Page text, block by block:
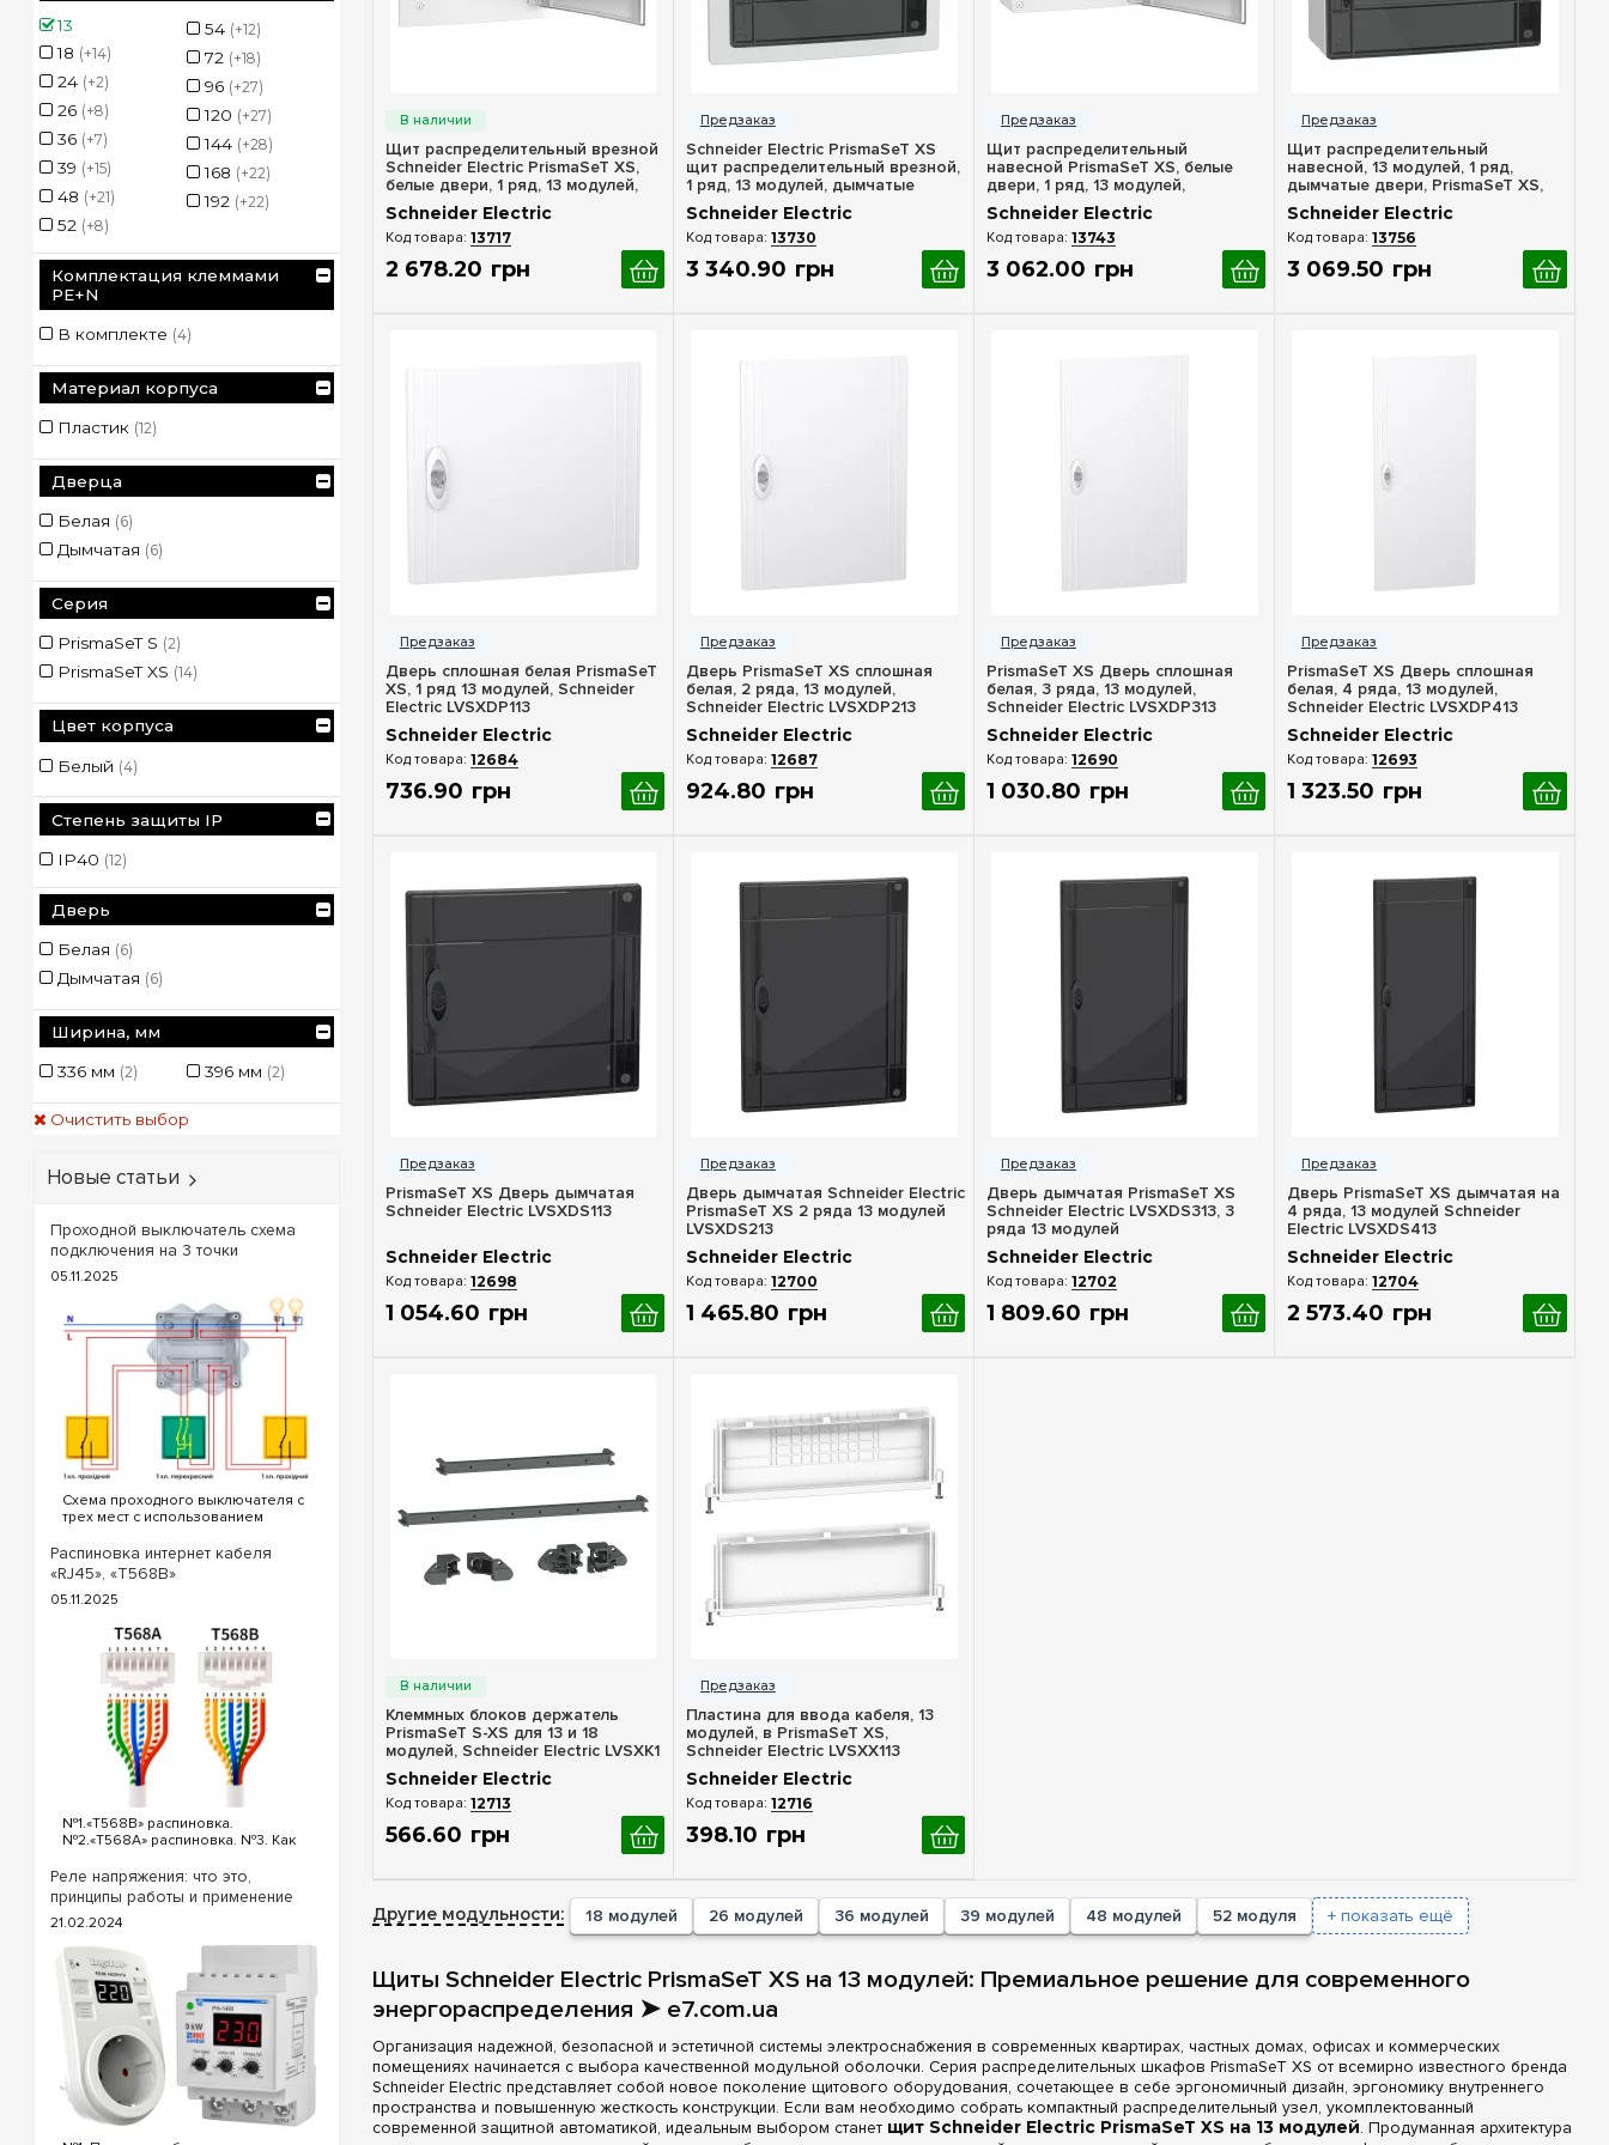
Щит распределительный врезной
Schneider Electric PrismaSeT XS,
белые двери, 1 ряд, 13 модулей,
LVSXN113
Schneider Electric
13717
2 678.20 грн
Schneider Electric PrismaSeT XS
щит распределительный врезной,
1 ряд, 13 модулей, дымчатые
двери, LVSXP113
Schneider Electric
13730
3 340.90 грн
Щит распределительный
навесной PrismaSeT XS, белые
двери, 1 ряд, 13 модулей,
Schneider Electric SE LVSXQ113
Schneider Electric
13743
3 062.00 грн
Щит распределительный
навесной, 13 модулей, 1 ряд,
дымчатые двери, PrismaSeT XS,
Schneider Electric LVSXR113
Schneider Electric
13756
3 069.50 грн
Дверь сплошная белая PrismaSeT
XS, 1 ряд 13 модулей, Schneider
Electric LVSXDP113
Schneider Electric
12684
736.90 грн
Дверь PrismaSeT XS сплошная
белая, 2 ряда, 13 модулей,
Schneider Electric LVSXDP213
Schneider Electric
12687
924.80 грн
PrismaSeT XS Дверь сплошная
белая, 3 ряда, 13 модулей,
Schneider Electric LVSXDP313
Schneider Electric
12690
1 030.80 грн
PrismaSeT XS Дверь сплошная
белая, 4 ряда, 13 модулей,
Schneider Electric LVSXDP413
Schneider Electric
12693
1 323.50 грн
PrismaSeT XS Дверь дымчатая
Schneider Electric LVSXDS113
Schneider Electric
12698
1 054.60 грн
Дверь дымчатая Schneider Electric
PrismaSeT XS 2 ряда 13 модулей
LVSXDS213
Schneider Electric
12700
1 465.80 грн
Дверь дымчатая PrismaSeT XS
Schneider Electric LVSXDS313, 3
ряда 13 модулей
Schneider Electric
12702
1 809.60 грн
Дверь PrismaSeT XS дымчатая на
4 ряда, 13 модулей Schneider
Electric LVSXDS413
Schneider Electric
12704
2 573.40 грн
Клеммных блоков держатель
PrismaSeT S-XS для 13 и 18
модулей, Schneider Electric LVSXK1
Schneider Electric
12713
566.60 грн
Пластина для ввода кабеля, 13
модулей, в PrismaSeT XS,
Schneider Electric LVSXX113
Schneider Electric
12716
398.10 грн
Другие модульности: 18 модулей 26 модулей 36 модулей 39 модулей 48 модулей 52 модуля + показать ещё
Щиты Schneider Electric PrismaSeT XS на 13 модулей: Премиальное решение для современного
энергораспределения ➤ e7.com.ua
Организация надежной, безопасной и эстетичной системы электроснабжения в современных квартирах, частных домах, офисах и коммерческих
помещениях начинается с выбора качественной модульной оболочки. Серия распределительных шкафов PrismaSeT XS от всемирно известного бренда
Schneider Electric представляет собой новое поколение щитового оборудования, сочетающее в себе эргономичный дизайн, эргономику внутреннего
пространства и повышенную жесткость конструкции. Если вам необходимо собрать компактный распределительный узел, укомплектованный
современной защитной автоматикой, идеальным выбором станет щит Schneider Electric PrismaSeT XS на 13 модулей. Продуманная архитектура
13
18 (+14)
24 (+2)
26 (+8)
36 (+7)
39 (+15)
48 (+21)
52 (+8)
54 (+12)
72 (+18)
96 (+27)
120 (+27)
144 (+28)
168 (+22)
192 (+22)
Комплектация клеммами
PE+N
В комплекте (4)
Материал корпуса
Пластик (12)
Дверца
Белая (6)
Дымчатая (6)
Серия
PrismaSeT S (2)
PrismaSeT XS (14)
Цвет корпуса
Белый (4)
Степень защиты IP
IP40 (12)
Дверь
Белая (6)
Дымчатая (6)
Ширина, мм
336 мм (2) 396 мм (2)
Очистить выбор
Новые статьи
Проходной выключатель схема
подключения на 3 точки
05.11.2025
Схема проходного выключателя с
трех мест с использованием
выключателя. Для реализации
схемы проходных выключателей с
трех точек потребуются
следующие выключатели: ...
Распиновка интернет кабеля
«RJ45», «T568B»
05.11.2025
№1.«T568B» распиновка.
№2.«T568A» распиновка. №3. Как
«T568B» распиновка интернет
кабеля Порядок проводов схемы
«T568B»: «T568B» 1. Бело...
Реле напряжения: что это,
принципы работы и применение
21.02.2024